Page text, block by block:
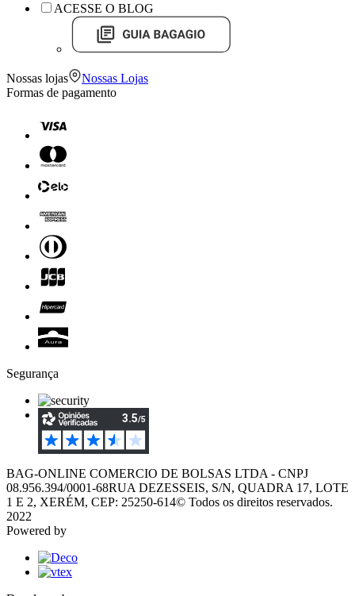
ACESSE O BLOG
Nossas lojas
Nossas Lojas
Formas de pagamento
Segurança
BAG-ONLINE COMERCIO DE BOLSAS LTDA - CNPJ
08.956.394/0001-68RUA DEZESSEIS, S/N, QUADRA 17, LOTE
1 E 2, XERÉM, CEP: 25250-614© Todos os direitos reservados.
2022
Powered by